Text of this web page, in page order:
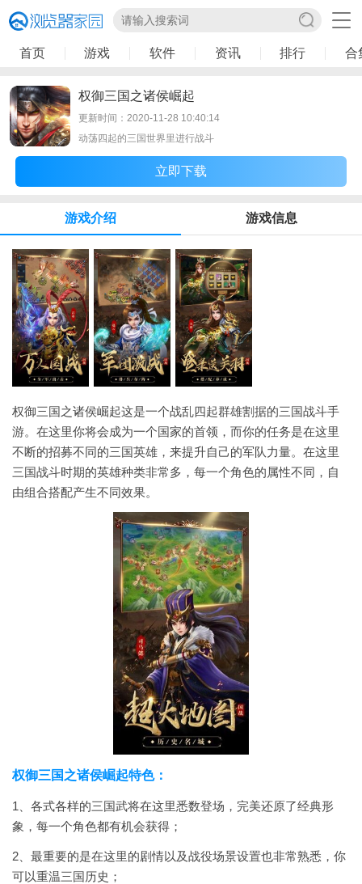
首页 游戏 软件 资讯 排行 合
权御三国之诸侯崛起
更新时间：2020-11-28 10:40:14
动荡四起的三国世界里进行战斗
立即下载
游戏介绍 游戏信息
权御三国之诸侯崛起这是一个战乱四起群雄割据的三国战斗手
游。在这里你将会成为一个国家的首领，而你的任务是在这里
不断的招募不同的三国英雄，来提升自己的军队力量。在这里
三国战斗时期的英雄种类非常多，每一个角色的属性不同，自
由组合搭配产生不同效果。
权御三国之诸侯崛起特色：
1、各式各样的三国武将在这里悉数登场，完美还原了经典形
象，每一个角色都有机会获得；
2、最重要的是在这里的剧情以及战役场景设置也非常熟悉，你
可以重温三国历史；